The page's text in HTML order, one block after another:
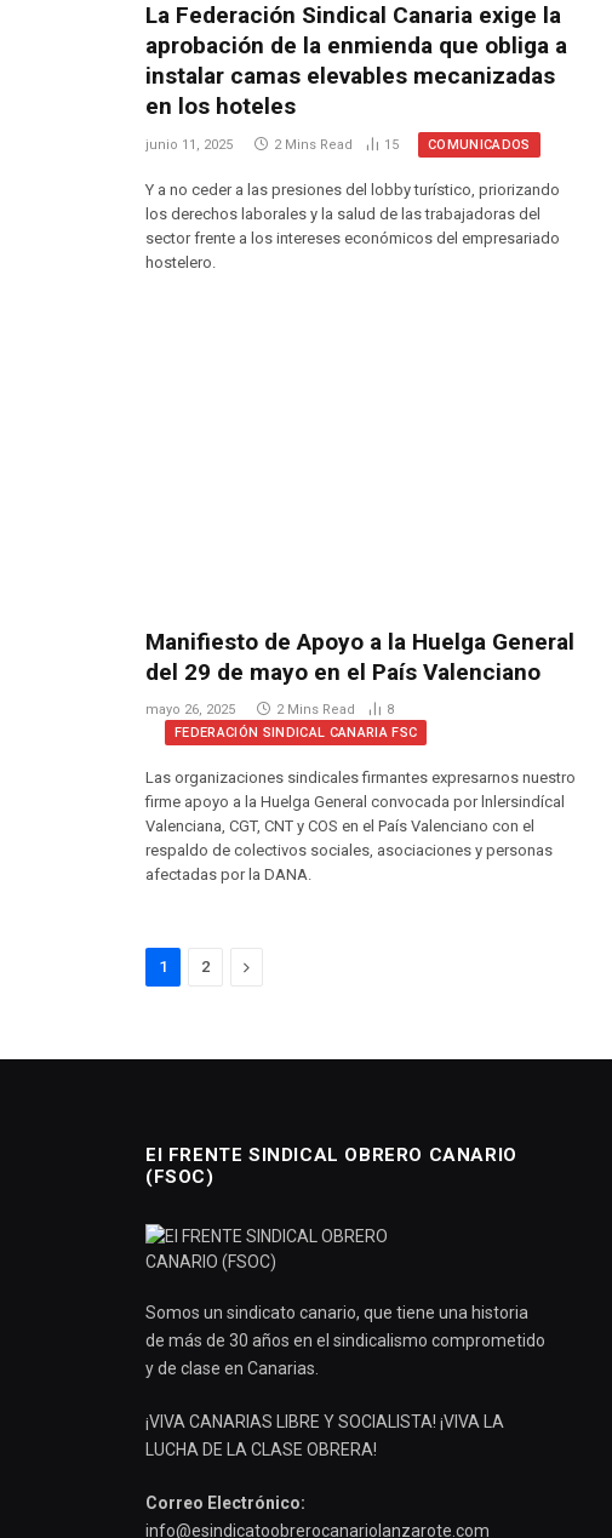
La Federación Sindical Canaria exige la
aprobación de la enmienda que obliga a
instalar camas elevables mecanizadas
en los hoteles
junio 11, 2025 2 Mins Read 15 COMUNICADOS
Y a no ceder a las presiones del lobby turístico, priorizando
los derechos laborales y la salud de las trabajadoras del
sector frente a los intereses económicos del empresariado
hostelero.
Manifiesto de Apoyo a la Huelga General
del 29 de mayo en el País Valenciano
mayo 26, 2025 2 Mins Read
8
FEDERACIÓN SINDICAL CANARIA FSC
Las organizaciones sindicales firmantes expresarnos nuestro
firme apoyo a la Huelga General convocada por lnlersindícal
Valenciana, CGT, CNT y COS en el País Valenciano con el
respaldo de colectivos sociales, asociaciones y personas
afectadas por la DANA.
1 2 Next
El FRENTE SINDICAL OBRERO CANARIO
(FSOC)
Somos un sindicato canario, que tiene una historia
de más de 30 años en el sindicalismo comprometido
y de clase en Canarias.
¡VIVA CANARIAS LIBRE Y SOCIALISTA! ¡VIVA LA
LUCHA DE LA CLASE OBRERA!
Correo Electrónico:
info@esindicatoobrerocanariolanzarote.com